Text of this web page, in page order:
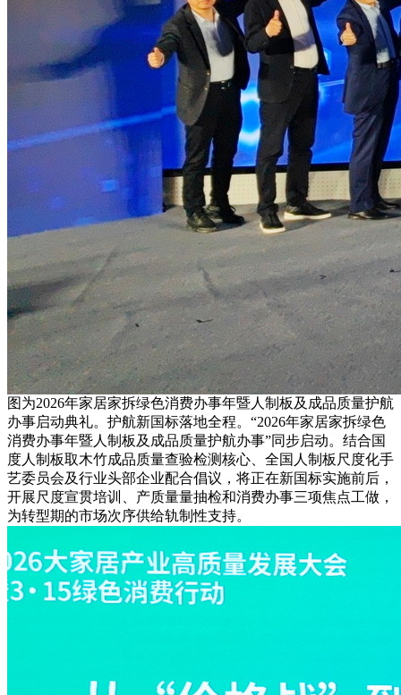
图为2026年家居家拆绿色消费办事年暨人制板及成品质量护航
办事启动典礼。护航新国标落地全程。“2026年家居家拆绿色
消费办事年暨人制板及成品质量护航办事”同步启动。结合国
度人制板取木竹成品质量查验检测核心、全国人制板尺度化手
艺委员会及行业头部企业配合倡议，将正在新国标实施前后，
开展尺度宣贯培训、产质量量抽检和消费办事三项焦点工做，
为转型期的市场次序供给轨制性支持。